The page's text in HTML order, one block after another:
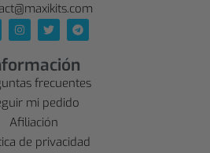
frecuentes
mi pedido
Afiliación
de privacidad